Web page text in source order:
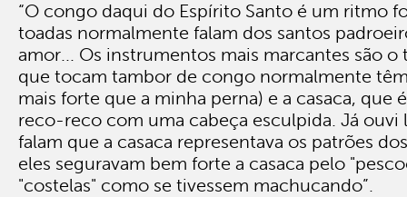
“O congo daqui do Espírito Santo é um ritmo
toadas normalmente falam dos santos
amor... Os instrumentos mais marcantes são o
que tocam tambor de congo normalmente
mais forte que a minha perna) e a casaca, que
reco-reco com uma cabeça esculpida. Já ouvi
falam que a casaca representava os patrões
eles seguravam bem forte a casaca pelo
"costelas" como se tivessem machucando”.